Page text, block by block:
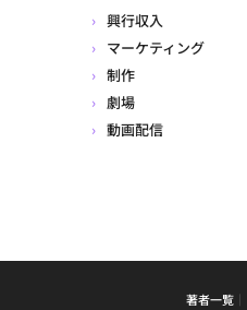
興行収入
マーケティング
制作
劇場
動画配信
著者一覧